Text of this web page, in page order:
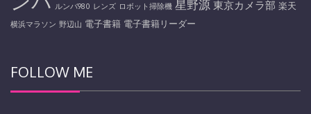
ルンバ980 レンズ ロボット掃除機 星野源 東京カメラ部 楽天
横浜マラソン 野辺山 電子書籍 電子書籍リーダー
FOLLOW ME